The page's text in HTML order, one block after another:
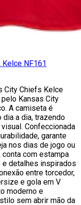
NF161
City Chiefs Kelce
Kansas City
A camiseta é
dia a dia, trazendo
Confeccionada
garante
nos dias de jogo ou
com estampa
detalhes inspirados
entre torcedor,
e gola em V
moderno e
sem abrir mão da